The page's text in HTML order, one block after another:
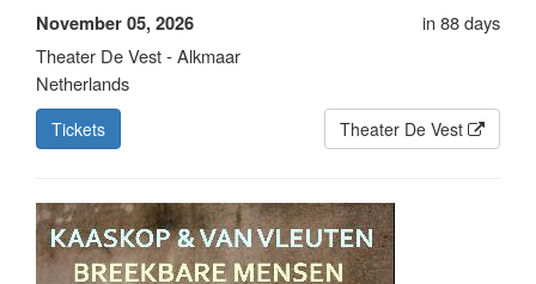
November 05, 2026
in 88 days
Theater De Vest - Alkmaar
Netherlands
Tickets Theater De Vest